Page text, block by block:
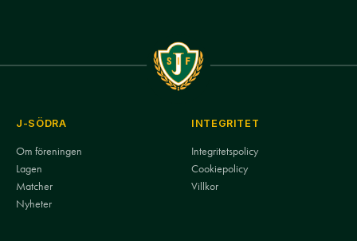
J-SÖDRA
Om föreningen
Lagen
Matcher
Nyheter
INTEGRITET
Integritetspolicy
Cookiepolicy
Villkor